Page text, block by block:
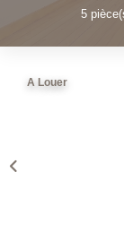
5
A Louer